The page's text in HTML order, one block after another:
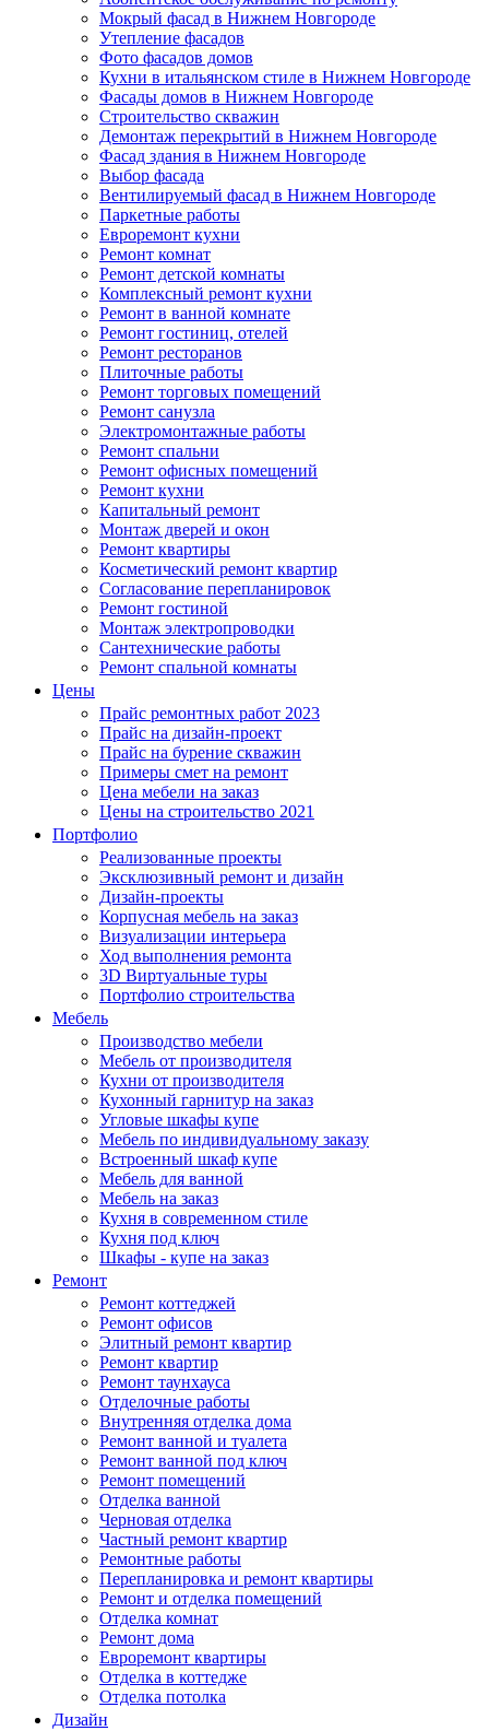
Мокрый фасад в Нижнем Новгороде
Утепление фасадов
Фото фасадов домов
Кухни в итальянском стиле в Нижнем Новгороде
Фасады домов в Нижнем Новгороде
Строительство скважин
Демонтаж перекрытий в Нижнем Новгороде
Фасад здания в Нижнем Новгороде
Выбор фасада
Вентилируемый фасад в Нижнем Новгороде
Паркетные работы
Евроремонт кухни
Ремонт комнат
Ремонт детской комнаты
Комплексный ремонт кухни
Ремонт в ванной комнате
Ремонт гостиниц, отелей
Ремонт ресторанов
Плиточные работы
Ремонт торговых помещений
Ремонт санузла
Электромонтажные работы
Ремонт спальни
Ремонт офисных помещений
Ремонт кухни
Капитальный ремонт
Монтаж дверей и окон
Ремонт квартиры
Косметический ремонт квартир
Согласование перепланировок
Ремонт гостиной
Монтаж электропроводки
Сантехнические работы
Ремонт спальной комнаты
Цены
Прайс ремонтных работ 2023
Прайс на дизайн-проект
Прайс на бурение скважин
Примеры смет на ремонт
Цена мебели на заказ
Цены на строительство 2021
Портфолио
Реализованные проекты
Эксклюзивный ремонт и дизайн
Дизайн-проекты
Корпусная мебель на заказ
Визуализации интерьера
Ход выполнения ремонта
3D Виртуальные туры
Портфолио строительства
Мебель
Производство мебели
Мебель от производителя
Кухни от производителя
Кухонный гарнитур на заказ
Угловые шкафы купе
Мебель по индивидуальному заказу
Встроенный шкаф купе
Мебель для ванной
Мебель на заказ
Кухня в современном стиле
Кухня под ключ
Шкафы - купе на заказ
Ремонт
Ремонт коттеджей
Ремонт офисов
Элитный ремонт квартир
Ремонт квартир
Ремонт таунхауса
Отделочные работы
Внутренняя отделка дома
Ремонт ванной и туалета
Ремонт ванной под ключ
Ремонт помещений
Отделка ванной
Черновая отделка
Частный ремонт квартир
Ремонтные работы
Перепланировка и ремонт квартиры
Ремонт и отделка помещений
Отделка комнат
Ремонт дома
Евроремонт квартиры
Отделка в коттедже
Отделка потолка
Дизайн